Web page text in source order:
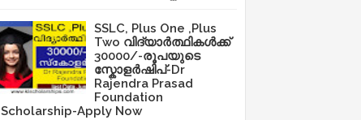
SSLC, Plus One ,Plus
Two വിദ്യാർത്ഥികൾക്ക്
30000/-രൂപയുടെ
സ്കോളർഷിപ്-Dr
Rajendra Prasad
Foundation
Scholarship-Apply Now